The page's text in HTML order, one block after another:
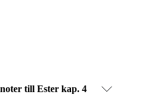
till Ester kap. 4